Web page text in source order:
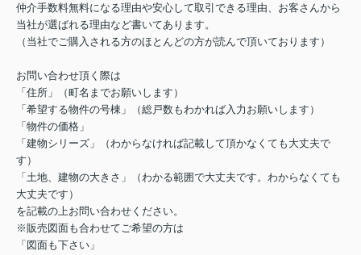
仲介手数料無料になる理由や安心して取引できる理由、お客さんから
当社が選ばれる理由など書いてあります。
（当社でご購入される方のほとんどの方が読んで頂いております）
お問い合わせ頂く際は
「住所」（町名までお願いします）
「希望する物件の号棟」（総戸数もわかれば入力お願いします）
「物件の価格」
「建物シリーズ」（わからなければ記載して頂かなくても大丈夫で
す）
「土地、建物の大きさ」（わかる範囲で大丈夫です。わからなくても
大丈夫です）
を記載の上お問い合わせください。
※販売図面も合わせてご希望の方は
「図面も下さい」